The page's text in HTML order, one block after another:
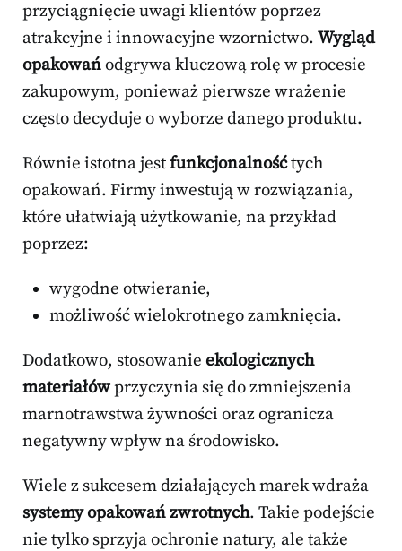
przyciągnięcie uwagi klientów poprzez
atrakcyjne i innowacyjne wzornictwo. Wygląd
opakowańodgrywa kluczową rolę w procesie
zakupowym, ponieważ pierwsze wrażenie
często decyduje o wyborze danego produktu.
Równie istotna jestfunkcjonalnośćtych
opakowań. Firmy inwestują w rozwiązania,
które ułatwiają użytkowanie, na przykład
poprzez:
wygodne otwieranie,
możliwość wielokrotnego zamknięcia.
Dodatkowo, stosowanie ekologicznych
materiałówprzyczynia się do zmniejszenia
marnotrawstwa żywności oraz ogranicza
negatywny wpływ na środowisko.
Wiele z sukcesem działających marek wdraża
systemy opakowań zwrotnych. Takie podejście
nie tylko sprzyja ochronie natury, ale także